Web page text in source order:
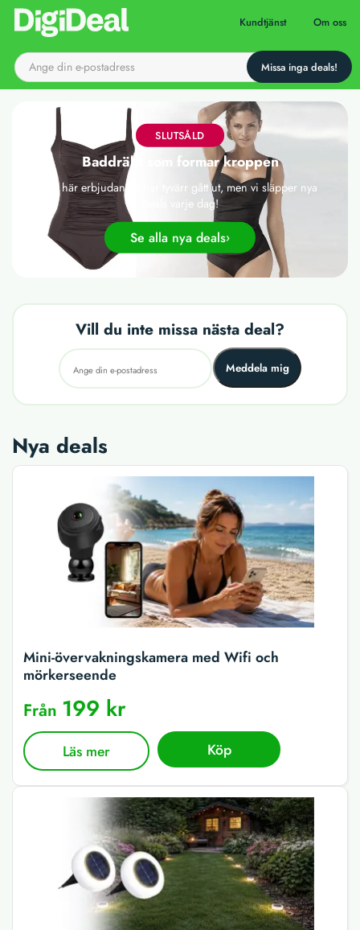
Till startsidan Kundtjänst Om oss
SLUTSÅLD
Baddräkt som formar kroppen
Det här erbjudandet har tyvärr gått ut, men vi släpper nya
deals varje dag!
Se alla nya deals
Vill du inte missa nästa deal?
Meddela mig
Nya deals
Mini-övervakningskamera med Wifi och
mörkerseende
Från 199 kr
Läs mer Köp